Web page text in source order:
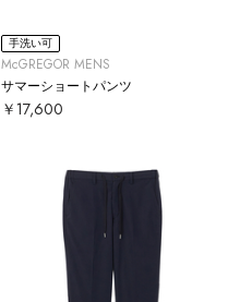
手洗い可
McGREGOR MENS
サマーショートパンツ
￥17,600